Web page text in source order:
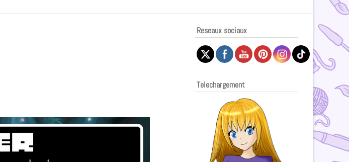
Reseaux sociaux
Telechargement